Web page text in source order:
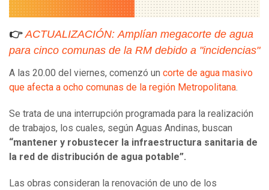
👉ACTUALIZACIÓN: Amplían megacorte de agua
para cinco comunas de la RM debido a "incidencias"
A las 20.00 del viernes, comenzó un corte de agua masivo
que afecta a ocho comunas de la región Metropolitana.
Se trata de una interrupción programada para la realización
de trabajos, los cuales, según Aguas Andinas, buscan
“mantener y robustecer la infraestructura sanitaria de
la red de distribución de agua potable”.
Las obras consideran la renovación de uno de los